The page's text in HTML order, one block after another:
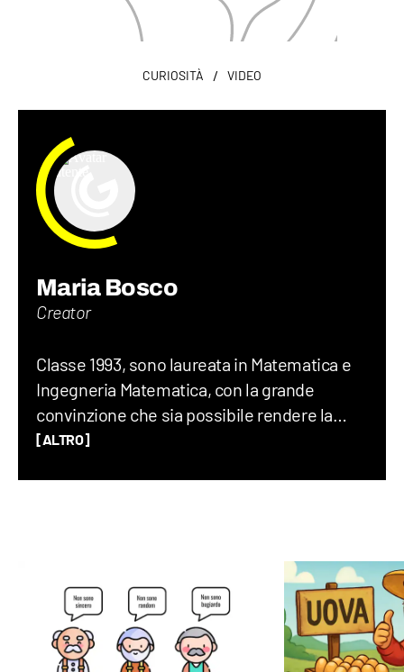
CURIOSITÀ / VIDEO
Maria Bosco
Creator
Classe 1993, sono laureata in Matematica e
Ingegneria Matematica, con la grande
convinzione che sia possibile rendere la
matematica divertente e comprensibile. Ex-
[ALTRO]